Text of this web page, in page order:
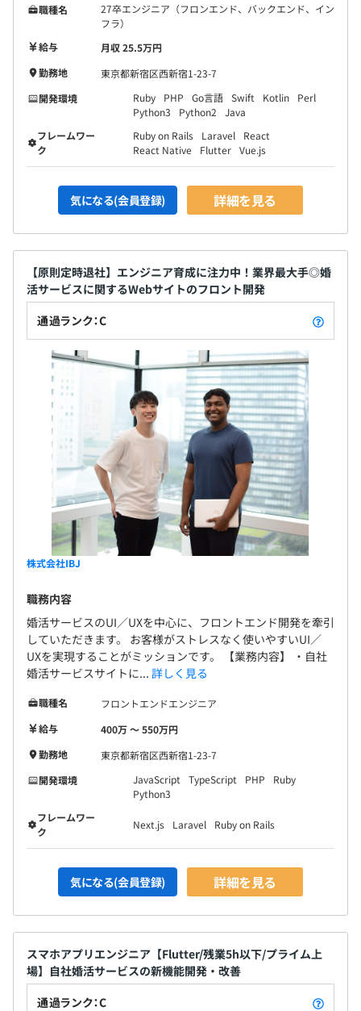
職種名
27卒エンジニア（フロンエンド、バックエンド、イン
フラ）
給与
月収 25.5万円
勤務地
東京都新宿区西新宿1-23-7
開発環境
Ruby PHP Go言語 Swift Kotlin
Perl
Python3
Python2
Java
フレームワー
ク
Ruby on Rails Laravel
React
React Native
Flutter Vue.js
気になる(会員登録) 詳細を見る
【原則定時退社】エンジニア育成に注力中！業界最大手◎婚
活サービスに関するWebサイトのフロント開発
通過ランク：C
株式会社IBJ
職務内容
婚活サービスのUI／UXを中心に、フロントエンド開発を牽引
していただきます。 お客様がストレスなく使いやすいUI／
UXを実現することがミッションです。 【業務内容】 ・自社
婚活サービスサイトに... 詳しく見る
職種名
フロントエンドエンジニア
給与
400万 〜 550万円
勤務地
東京都新宿区西新宿1-23-7
開発環境
JavaScript TypeScript PHP
Ruby
Python3
フレームワー
ク
Next.js Laravel Ruby on Rails
気になる(会員登録) 詳細を見る
スマホアプリエンジニア【Flutter/残業5h以下/プライム上
場】自社婚活サービスの新機能開発・改善
通過ランク：C